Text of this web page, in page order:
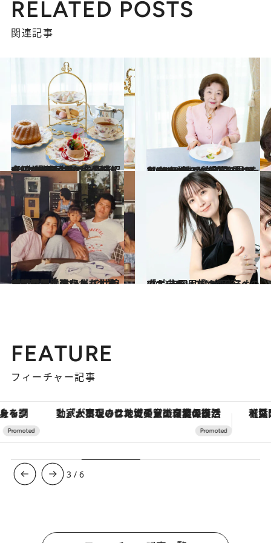
RELATED POSTS
関連記事
2024.6.18
【続きを読む】「『non-no』でチーズケーキを紹介」 「ロゼール城の城主」“洋菓子界の先駆者” 今田美奈子（89）が伝える“本物”の力
カルチャー 2024.6.18
【#3を読む】「夢を見るエネルギーがまだたっぷり」 89歳の“洋菓子界のレジェンド”が実現 させたい“ベルサイユ宮殿のような”ミュゼ
カルチャー
2023.4.3
「人前では強いかもしれないけど、 おうちではシャイで不器用なパパ」 娘が明かす、アントニオ猪木の素顔
ライフスタイル 2023.10.1
「ポジティブは鍛えるもの」 吉岡里帆の“不安への立ち向かい方”
カルチャー
FEATURE
フィーチャー記事
「大事なのは地域の意識を変えること」。ロレックス賞受賞の自然保護活動家が実現させたナイジェリアの自然環境の復活 【夏限定ディナーコース】旬を
3 /6